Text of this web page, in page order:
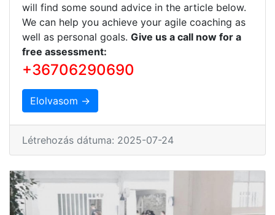
will find some sound advice in the article below.
We can help you achieve your agile coaching as
well as personal goals. Give us a call now for a
free assessment:
+36706290690
Elolvasom →
Létrehozás dátuma: 2025-07-24